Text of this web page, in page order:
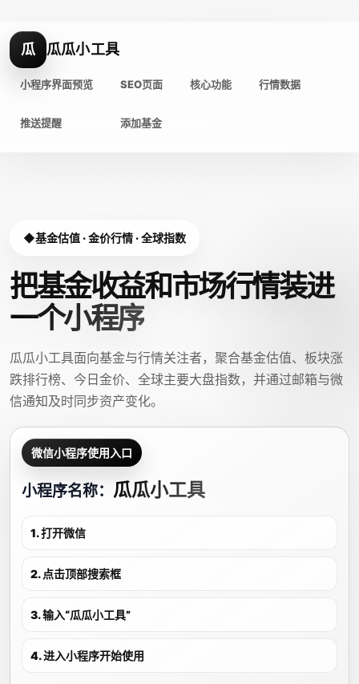
瓜 瓜瓜小工具
小程序界面预览 SEO页面 核心功能 行情数据
推送提醒 添加基金
基金估值 · 金价行情 · 全球指数
把基金收益和市场行情装进
一个小程序
瓜瓜小工具面向基金与行情关注者，聚合基金估值、板块涨
跌排行榜、今日金价、全球主要大盘指数，并通过邮箱与微
信通知及时同步资产变化。
微信小程序使用入口
小程序名称： 瓜瓜小工具
1. 打开微信
2. 点击顶部搜索框
3. 输入“瓜瓜小工具”
4. 进入小程序开始使用